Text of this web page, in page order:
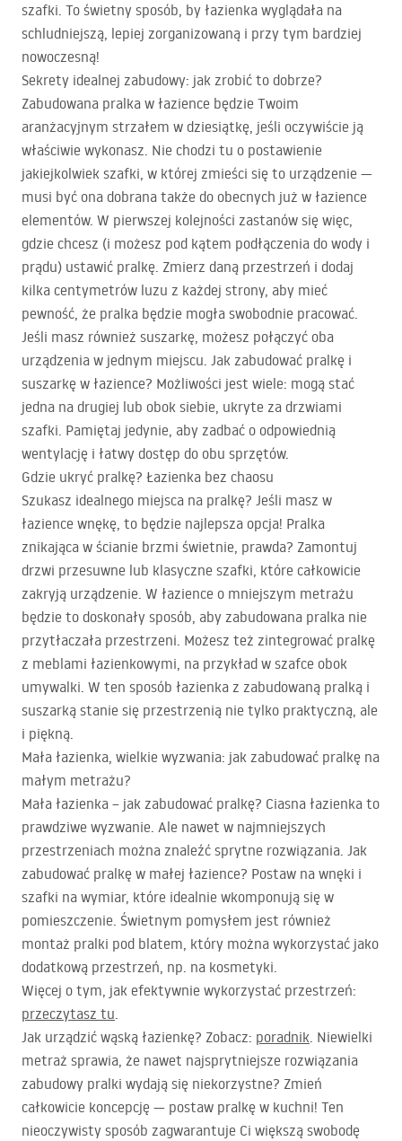
szafki. To świetny sposób, by łazienka wyglądała na
schludniejszą, lepiej zorganizowaną i przy tym bardziej
nowoczesną!
Sekrety idealnej zabudowy: jak zrobić to dobrze?
Zabudowana pralka w łazience będzie Twoim
aranżacyjnym strzałem w dziesiątkę, jeśli oczywiście ją
właściwie wykonasz. Nie chodzi tu o postawienie
jakiejkolwiek szafki, w której zmieści się to urządzenie —
musi być ona dobrana także do obecnych już w łazience
elementów. W pierwszej kolejności zastanów się więc,
gdzie chcesz (i możesz pod kątem podłączenia do wody i
prądu) ustawić pralkę. Zmierz daną przestrzeń i dodaj
kilka centymetrów luzu z każdej strony, aby mieć
pewność, że pralka będzie mogła swobodnie pracować.
Jeśli masz również suszarkę, możesz połączyć oba
urządzenia w jednym miejscu. Jak zabudować pralkę i
suszarkę w łazience? Możliwości jest wiele: mogą stać
jedna na drugiej lub obok siebie, ukryte za drzwiami
szafki. Pamiętaj jedynie, aby zadbać o odpowiednią
wentylację i łatwy dostęp do obu sprzętów.
Gdzie ukryć pralkę? Łazienka bez chaosu
Szukasz idealnego miejsca na pralkę? Jeśli masz w
łazience wnękę, to będzie najlepsza opcja! Pralka
znikająca w ścianie brzmi świetnie, prawda? Zamontuj
drzwi przesuwne lub klasyczne szafki, które całkowicie
zakryją urządzenie. W łazience o mniejszym metrażu
będzie to doskonały sposób, aby zabudowana pralka nie
przytłaczała przestrzeni. Możesz też zintegrować pralkę
z meblami łazienkowymi, na przykład w szafce obok
umywalki. W ten sposób łazienka z zabudowaną pralką i
suszarką stanie się przestrzenią nie tylko praktyczną, ale
i piękną.
Mała łazienka, wielkie wyzwania: jak zabudować pralkę na
małym metrażu?
Mała łazienka – jak zabudować pralkę? Ciasna łazienka to
prawdziwe wyzwanie. Ale nawet w najmniejszych
przestrzeniach można znaleźć sprytne rozwiązania. Jak
zabudować pralkę w małej łazience? Postaw na wnęki i
szafki na wymiar, które idealnie wkomponują się w
pomieszczenie. Świetnym pomysłem jest również
montaż pralki pod blatem, który można wykorzystać jako
dodatkową przestrzeń, np. na kosmetyki.
Więcej o tym, jak efektywnie wykorzystać przestrzeń:
przeczytasz tu.
Jak urządzić wąską łazienkę? Zobacz: poradnik. Niewielki
metraż sprawia, że nawet najsprytniejsze rozwiązania
zabudowy pralki wydają się niekorzystne? Zmień
całkowicie koncepcję — postaw pralkę w kuchni! Ten
nieoczywisty sposób zagwarantuje Ci większą swobodę